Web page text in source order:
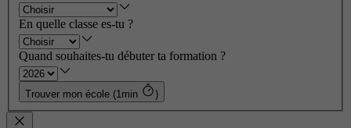
En quelle classe es-tu ?
Quand souhaites-tu débuter ta formation ?
Trouver mon école (1min )